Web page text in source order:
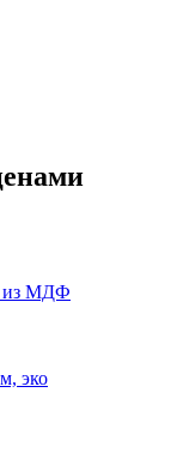
из МДФ
эко